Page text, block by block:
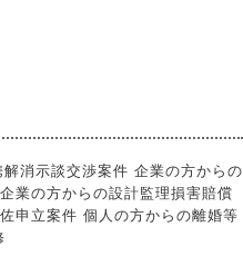
消示談交渉案件 企業の方からの
業の方からの設計監理損害賠償
申立案件 個人の方からの離婚等